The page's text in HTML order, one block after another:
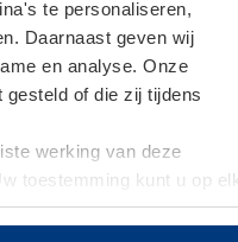
te personaliseren,
Daarnaast geven wij
en analyse. Onze
of die zij tijdens
werking van deze
toestemming kunt u op elk
herroepen.